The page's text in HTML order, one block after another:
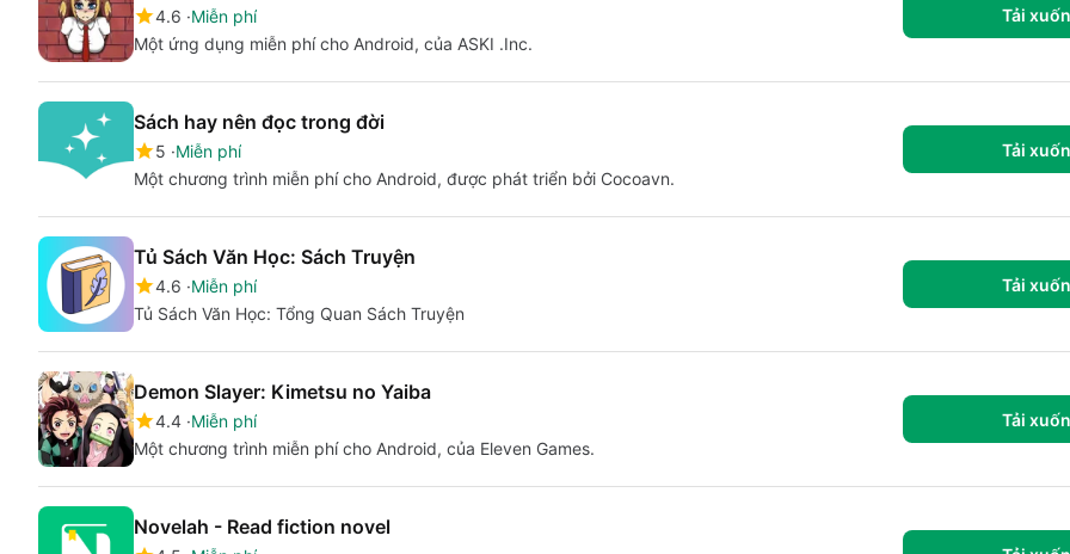
4.6 Miễn phí
Một ứng dụng miễn phí cho Android, của ASKI .Inc.
Tải
Sách hay nên đọc trong đời
5 Miễn phí
Một chương trình miễn phí cho Android, được phát triển bởi Cocoavn.
Tải
Tủ Sách Văn Học: Sách Truyện
4.6 Miễn phí
Tủ Sách Văn Học: Tổng Quan Sách Truyện
Tải
Demon Slayer: Kimetsu no Yaiba
4.4 Miễn phí
Một chương trình miễn phí cho Android, của Eleven Games.
Tải
Novelah - Read fiction novel